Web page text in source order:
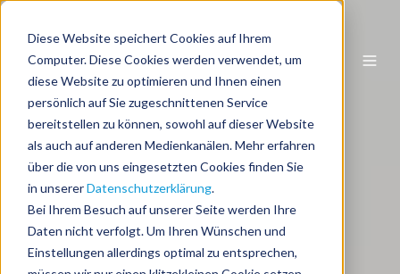
Diese Website speichert Cookies auf Ihrem
Computer. Diese Cookies werden verwendet, um
diese Website zu optimieren und Ihnen einen
persönlich auf Sie zugeschnittenen Service
bereitstellen zu können, sowohl auf dieser Website
als auch auf anderen Medienkanälen. Mehr erfahren
über die von uns eingesetzten Cookies finden Sie
in unsererDatenschutzerklärung.
Bei Ihrem Besuch auf unserer Seite werden Ihre
Daten nicht verfolgt. Um Ihren Wünschen und
Einstellungen allerdings optimal zu entsprechen,
DE